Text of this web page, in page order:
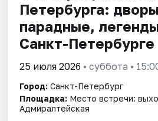
Площадки
Артисты
Рейтинги
Петербурга:
парадные,
Санкт-Петербурге
25 июля 2026 • суббота •
Город: Санкт-Петербург
Площадка: Место встречи:
Адмиралтейская